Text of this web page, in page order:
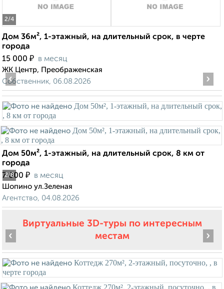
2/4
Дом 36м², 1-этажный, на длительный срок, в черте
города
15 000 ₽ в месяц
ЖК Центр, Преображенская
Собственник, 06.08.2026
2/8
‹ ›
Дом 50м², 1-этажный, на длительный срок, 8 км от
города
7 000 ₽ в месяц
Шопино ул.Зеленая
Агентство, 04.08.2026
Виртуальные 3D-туры по интересным
местам
‹ ›